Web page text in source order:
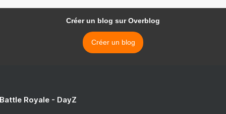
Créer un blog sur Overblog
Créer un blog
Royale - DayZ